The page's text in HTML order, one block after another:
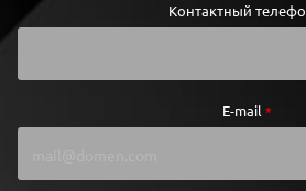
Контактный
E-mail *